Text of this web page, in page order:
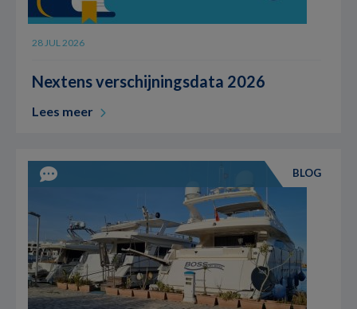
28 JUL 2026
Nextens verschijningsdata 2026
Lees meer
BLOG